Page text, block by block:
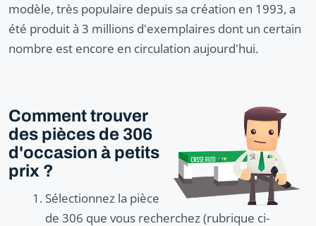
modèle, très populaire depuis sa création en 1993, a
été produit à 3 millions d'exemplaires dont un certain
nombre est encore en circulation aujourd'hui.
Comment trouver
des pièces de 306
d'occasion à petits
prix ?
Sélectionnez la pièce
de 306 que vous recherchez (rubrique ci-